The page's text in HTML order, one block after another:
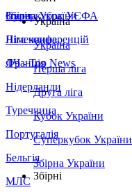
Збірна України
Італія
Німеччина
Франція
Нідерланди
Туреччина
Португалія
Бельгія
МЛС
Суперкубок УЄФА
Ліга конференцій
ЛЧ - Top News
Україна
Україна
Перша ліга
Друга ліга
Кубок України
Суперкубок України
Збірна України
Збірні